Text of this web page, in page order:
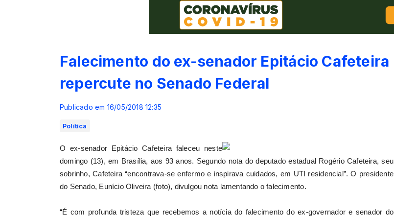
Falecimento do ex-senador Epitácio Cafeteira
repercute no Senado Federal
Publicado em 16/05/2018 12:35
Política
O ex-senador Epitácio Cafeteira faleceu neste
domingo (13), em Brasília, aos 93 anos. Segundo nota do deputado estadual Rogério Cafeteira, seu
sobrinho, Cafeteira “encontrava-se enfermo e inspirava cuidados, em UTI residencial”. O presidente
do Senado, Eunício Oliveira (foto), divulgou nota lamentando o falecimento.
“É com profunda tristeza que recebemos a notícia do falecimento do ex-governador e senador do